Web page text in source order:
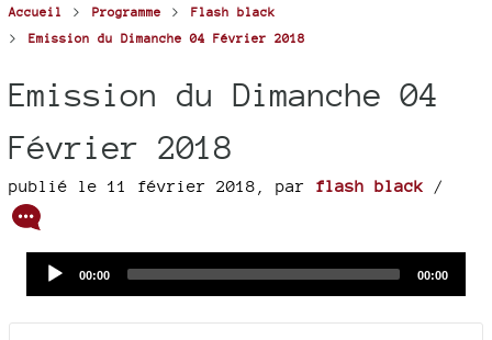
Accueil > Programme > Flash black
> Emission du Dimanche 04 Février 2018
Emission du Dimanche 04
Février 2018
publié le 11 février 2018 par flash black /
Current
00:00
Total
00:00